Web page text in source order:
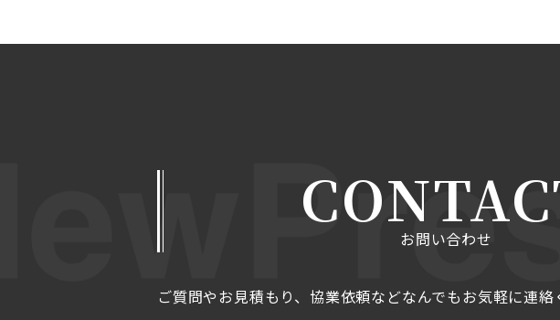
お問い合わせ
ご質問やお見積もり、協業依頼などなんでもお気軽に連絡